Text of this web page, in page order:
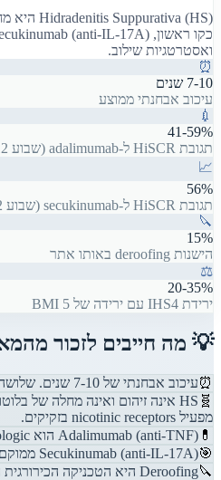
ואסטרטגיות שילוב.
⏰
7-10 שנים
עיכוב אבחנתי ממוצע
💉
41-59%
תגובת HiSCR ל-adalimumab (שבוע 12)
📈
56%
תגובת HiSCR ל-secukinumab (שבוע 52)
🔪
15%
הישנות deroofing באותו אתר
⚖️
20-35%
ירידת IHS4 עם ירידה של 5 BMI
💡 מה חייבים לזכור
⏰עיכוב אבחנתי של 7-10 שנים. שלושה קריטריונים קליניים: נגעים אופייניים (נודולים, abscesses, sinus tracts), מיקום אופייני (בתי שחי, מפשעות, פרי-אנלי), ואופי כרוני-חוזר (לפחות 2 התקפים ב-6 חודשים).
🧬
מפעיל nicotinic receptors בזקיקים.
💊 Adalimumab (anti-TNF) הוא first-line biologic. המינון ב-HS שונה מפסוריאזיס: loading dose 160 מיליגרם, אחר כך 80 מיליגרם ביום 15, ואז 40 מיליגרם שבועי (לא כל שבועיים). Loss of response בכ-30% תוך שנה.
🎯Secukinumab (anti-IL-17A) ממוקם כ-second-line, עם יתרון ספציפי בירידה ב-draining fistulae. מינון כל שבועיים (Q2W) עדיף, ותגובה ממשיכה להשתפר עד שנה (56% HiSCR בשבוע 52).
🔪Deroofing היא הטכניקה הכירורגית העדיפה ל-sinus tracts בודדים: הרדמה מקומית, הישנות 15% ב-5 שנים. האסטרטגיה האופטימלית: biologic למשך 3-6 חודשים לייצוב, ואז surgery לנזק קיים.